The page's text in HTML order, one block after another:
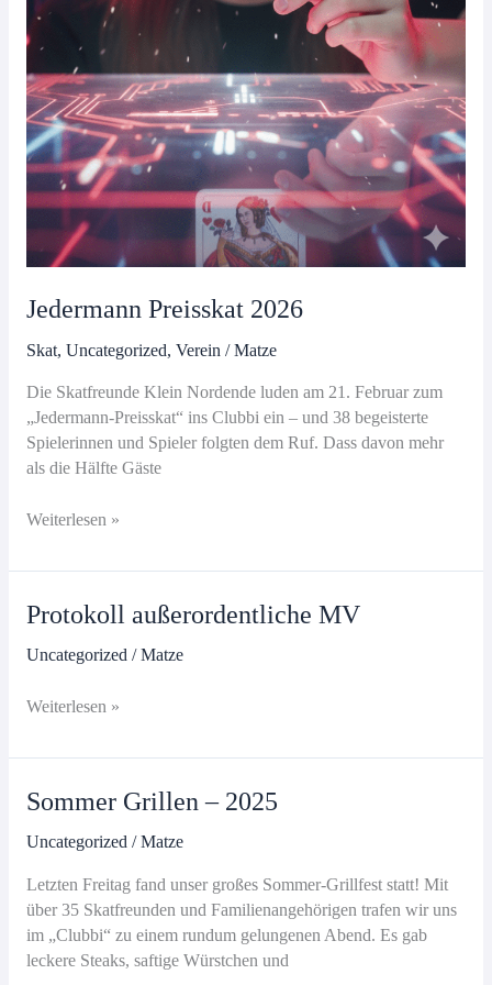
Jedermann Preisskat 2026
Skat, Uncategorized, Verein /Matze
Die Skatfreunde Klein Nordende luden am 21. Februar zum
„Jedermann-Preisskat“ ins Clubbi ein – und 38 begeisterte
Spielerinnen und Spieler folgten dem Ruf. Dass davon mehr
als die Hälfte Gäste
Jedermann
2026
Weiterlesen »
Protokoll außerordentliche MV
Uncategorized/Matze
Protokoll
MV
Weiterlesen »
Sommer Grillen – 2025
Uncategorized/Matze
Letzten Freitag fand unser großes Sommer-Grillfest statt! Mit
über 35 Skatfreunden und Familienangehörigen trafen wir uns
im „Clubbi“ zu einem rundum gelungenen Abend. Es gab
leckere Steaks, saftige Würstchen und